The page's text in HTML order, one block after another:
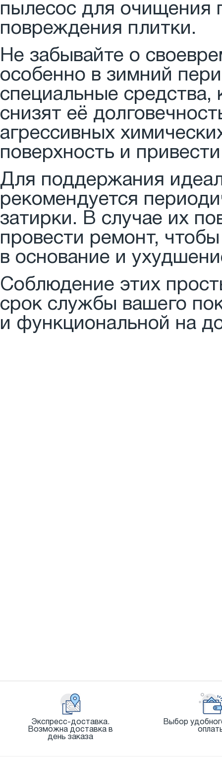
пылесос для очищения
повреждения плитки.
Не забывайте о
особенно в зимний
специальные средства,
снизят её
агрессивных
поверхность и
Для поддержания
рекомендуется
затирки. В случае их
провести ремонт,
в основание и
Соблюдение этих
срок службы вашего
и функциональной на
Экспресс-доставка.
Возможна доставка в
день заказа
Выбор